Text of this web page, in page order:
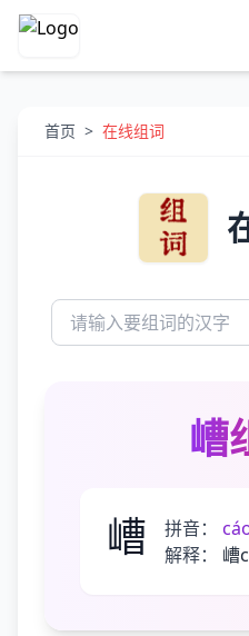
首页 > 在线组词
嶆
嶆
拼音：
解释：
嶆